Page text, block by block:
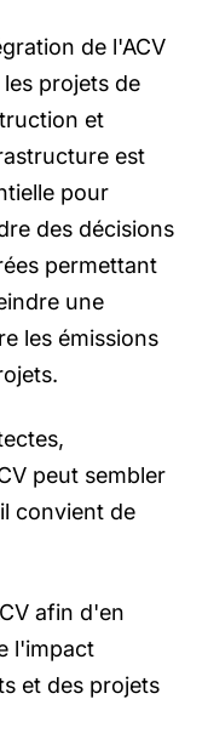
de l'ACV
les projets de
et
est
pour
des décisions
permettant
une
les émissions
peut sembler
convient de
afin d'en
l'impact
et des projets